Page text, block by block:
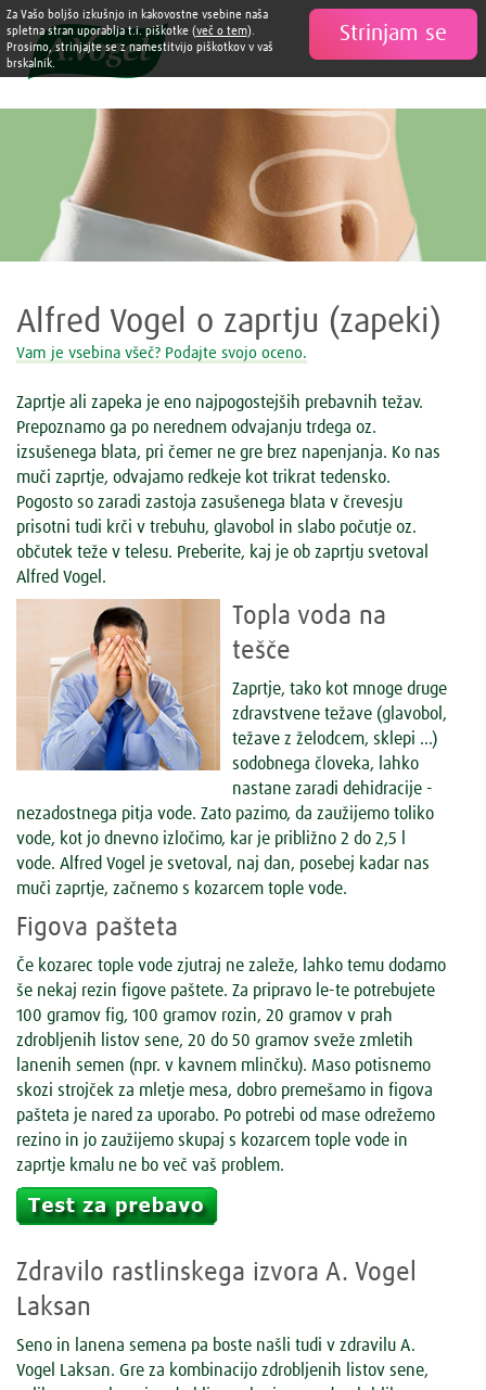

Alfred Vogel o zaprtju (zapeki)
Vam je vsebina všeč? Podajte svojo oceno.
Zaprtje ali zapeka je eno najpogostejših prebavnih težav.
Prepoznamo ga po nerednem odvajanju trdega oz.
izsušenega blata, pri čemer ne gre brez napenjanja. Ko nas
muči zaprtje, odvajamo redkeje kot trikrat tedensko.
Pogosto so zaradi zastoja zasušenega blata v črevesju
prisotni tudi krči v trebuhu, glavobol in slabo počutje oz.
občutek teže v telesu. Preberite, kaj je ob zaprtju svetoval
Alfred Vogel.
Topla voda na
tešče
Zaprtje, tako kot mnoge druge
zdravstvene težave (glavobol,
težave z želodcem, sklepi …)
sodobnega človeka, lahko
nastane zaradi dehidracije -
nezadostnega pitja vode. Zato pazimo, da zaužijemo toliko
vode, kot jo dnevno izločimo, kar je približno 2 do 2,5 l
vode. Alfred Vogel je svetoval, naj dan, posebej kadar nas
muči zaprtje, začnemo s kozarcem tople vode.
Figova pašteta
Če kozarec tople vode zjutraj ne zaleže, lahko temu dodamo
še nekaj rezin figove paštete. Za pripravo le-te potrebujete
100 gramov fig, 100 gramov rozin, 20 gramov v prah
zdrobljenih listov sene, 20 do 50 gramov sveže zmletih
lanenih semen (npr. v kavnem mlinčku). Maso potisnemo
skozi strojček za mletje mesa, dobro premešamo in figova
pašteta je nared za uporabo. Po potrebi od mase odrežemo
rezino in jo zaužijemo skupaj s kozarcem tople vode in
zaprtje kmalu ne bo več vaš problem.
Zdravilo rastlinskega izvora A. Vogel
Laksan
Seno in lanena semena pa boste našli tudi v zdravilu A.
Vogel Laksan. Gre za kombinacijo zdrobljenih listov sene,
Strinjam se
Za Vašo boljšo izkušnjo in kakovostne vsebine naša
spletna stran uporablja t.i. piškotke (več o tem).
Prosimo, strinjajte se z namestitvijo piškotkov v vaš
brskalnik.